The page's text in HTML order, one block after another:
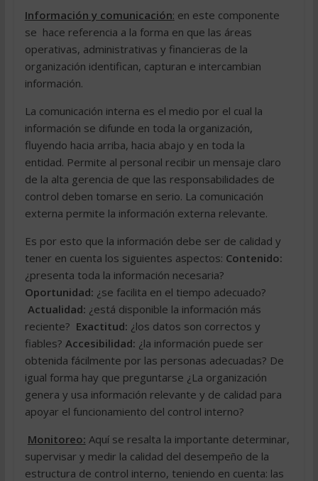
Información y comunicación: en este componente
se hace referencia a la forma en que las áreas
operativas, administrativas y financieras de la
organización identifican, capturan e intercambian
información.
La comunicación interna es el medio por el cual la
información se difunde en toda la organización,
fluyendo hacia arriba, hacia abajo y en toda la
entidad. Permite al personal recibir un mensaje claro
de la alta gerencia de que las responsabilidades de
control deben tomarse en serio. La comunicación
externa permite la información externa relevante.
Es por esto que la información debe ser de calidad y
tener en cuenta los siguientes aspectos: Contenido:
¿presenta toda la información necesaria?
Oportunidad: ¿se facilita en el tiempo adecuado?
Actualidad: ¿está disponible la información más
reciente? Exactitud: ¿los datos son correctos y
fiables? Accesibilidad: ¿la información puede ser
obtenida fácilmente por las personas adecuadas? De
igual forma hay que preguntarse ¿La organización
genera y usa información relevante y de calidad para
apoyar el funcionamiento del control interno?
Monitoreo: Aquí se resalta la importante determinar,
supervisar y medir la calidad del desempeño de la
estructura de control interno, teniendo en cuenta: las